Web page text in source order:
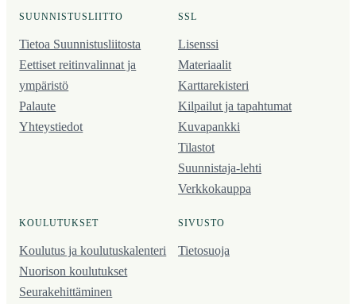
SUUNNISTUSLIITTO
Tietoa Suunnistusliitosta
Eettiset reitinvalinnat ja
ympäristö
Palaute
Yhteystiedot
SSL
Lisenssi
Materiaalit
Karttarekisteri
Kilpailut ja tapahtumat
Kuvapankki
Tilastot
Suunnistaja-lehti
Verkkokauppa
KOULUTUKSET
Koulutus ja koulutus­kalenteri
Nuorison koulutukset
Seura­kehittäminen
SIVUSTO
Tietosuoja